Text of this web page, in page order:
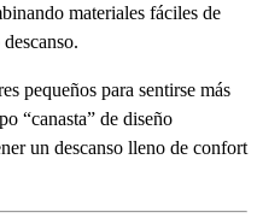
materiales fáciles de
pequeños para sentirse más
“canasta” de diseño
un descanso lleno de confort